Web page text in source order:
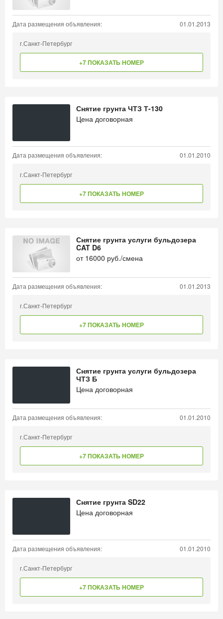
Дата размещения объявления: 01.01.2013
г.Санкт-Петербург
+7 ПОКАЗАТЬ НОМЕР
Снятие грунта ЧТЗ Т-130
Цена договорная
Дата размещения объявления: 01.01.2010
г.Санкт-Петербург
+7 ПОКАЗАТЬ НОМЕР
Снятие грунта услуги бульдозера
CAT D6
от 16000 руб./смена
Дата размещения объявления: 01.01.2013
г.Санкт-Петербург
+7 ПОКАЗАТЬ НОМЕР
Снятие грунта услуги бульдозера
ЧТЗ Б
Цена договорная
Дата размещения объявления: 01.01.2010
г.Санкт-Петербург
+7 ПОКАЗАТЬ НОМЕР
Снятие грунта SD22
Цена договорная
Дата размещения объявления: 01.01.2010
г.Санкт-Петербург
+7 ПОКАЗАТЬ НОМЕР